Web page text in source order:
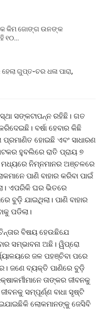
କିମ ଜୋଙ୍ଗ ଉନଙ୍କ
୧୦…
ଗୁପ୍ତ-ଚର ଧଳା ପାରା,
ସଙ୍କଟାପନ୍ନ ରହିଛି। ଗତ
ବର୍ଷା ହେବାର କିଛି
ହୋଇଛି ଏବଂ ସାଧାରଣ
ହୁବଲିରେ ରାତି ପ୍ରାୟ ୭
ମଧ୍ୟରେ ନିମ୍ନମାନର ଅଞ୍ଚଳରେ
ପାଣି ବାହାର କରିବା ପାଇଁ
ଏପରିକି ଘର ଭିତରେ
ବୁଡ଼ି ଯାଇଥିଲା। ପାଣି ବାହାର
ପଡିଲା।
ବିଷୟ ହେଉଛିଯେ
ସମ୍ଭାବନା ଅଛି। ୱିପ୍ରୋ
ଜଳ ପହଞ୍ଚିବା ପରେ
ଜଣେ ବ୍ୟକ୍ତି ପାଣିରେ ବୁଡ଼ି
ତାଙ୍କର ଜୀବନକୁ
ସମ୍ପୂର୍ଣ୍ଣ ବାଧା ସୃଷ୍ଟି
ଲୋକମାନଙ୍କୁ ଜେସିବି